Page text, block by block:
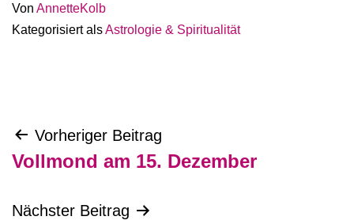
Von AnnetteKolb
Kategorisiert alsAstrologie & Spiritualität
Beitragsnavigation
Vorheriger Beitrag
Vollmond am 15. Dezember
Nächster Beitrag